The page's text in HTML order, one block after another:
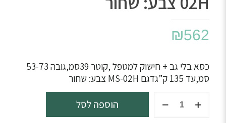
₪562
כסא בלי גב + חישוק למטפל ,קוטר 39סמ,גובה 53-73
סמ,עד 135 ק”גדגם MS-02H צבע: שחור
של
הוספה לסל